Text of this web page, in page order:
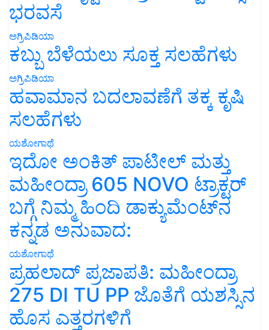
ಭರವಸೆ
ಅಗ್ರಿಪಿಡಿಯಾ
ಕಬ್ಬು ಬೆಳೆಯಲು ಸೂಕ್ತ ಸಲಹೆಗಳು
ಅಗ್ರಿಪಿಡಿಯಾ
ಹವಾಮಾನ ಬದಲಾವಣೆಗೆ ತಕ್ಕ ಕೃಷಿ
ಸಲಹೆಗಳು
ಯಶೋಗಾಥೆ
ಇದೋ ಅಂಕಿತ್ ಪಾಟೀಲ್ ಮತ್ತು
ಮಹೀಂದ್ರಾ 605 NOVO ಟ್ರಾಕ್ಟರ್
ಬಗ್ಗೆ ನಿಮ್ಮ ಹಿಂದಿ ಡಾಕ್ಯುಮೆಂಟ್‌ನ
ಕನ್ನಡ ಅನುವಾದ:
ಯಶೋಗಾಥೆ
ಪ್ರಹಲಾದ್ ಪ್ರಜಾಪತಿ: ಮಹೀಂದ್ರಾ
275 DI TU PP ಜೊತೆಗೆ ಯಶಸ್ಸಿನ
ಹೊಸ ಎತ್ತರಗಳಿಗೆ